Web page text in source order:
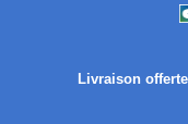
Livraison